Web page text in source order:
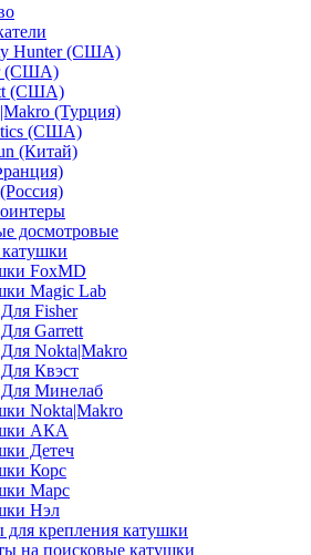
Hunter (США)
(США)
(США)
(Турция)
(США)
(Китай)
досмотровые
FoxMD
Magic Lab
Для Fisher
Для Garrett
Для Nokta|Makro
Для Квэст
Для Минелаб
Nokta|Makro
АКА
Детеч
Корс
Марс
Нэл
для крепления катушки
на поисковые катушки